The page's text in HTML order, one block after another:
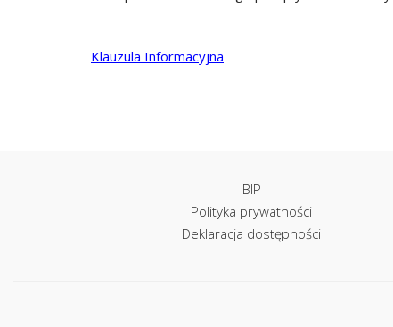
Klauzula Informacyjna
BIP
Polityka prywatności
Deklaracja dostępności